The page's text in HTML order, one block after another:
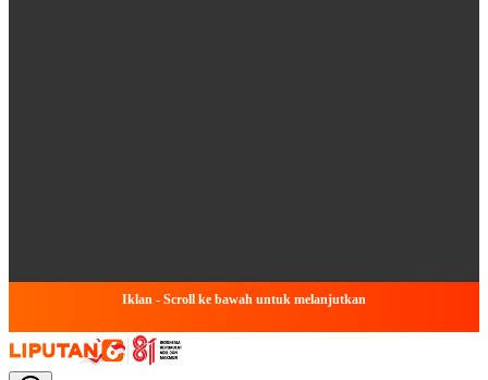
Iklan - Scroll ke bawah untuk melanjutkan